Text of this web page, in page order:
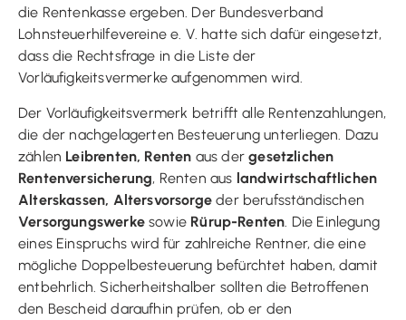
die Rentenkasse ergeben. Der Bundesverband
Lohnsteuerhilfevereine e. V. hatte sich dafür eingesetzt,
dass die Rechtsfrage in die Liste der
Vorläufigkeitsvermerke aufgenommen wird.
Der Vorläufigkeitsvermerk betrifft alle Rentenzahlungen,
die der nachgelagerten Besteuerung unterliegen. Dazu
zählen Leibrenten, Renten aus dergesetzlichen
Rentenversicherung, Renten aus landwirtschaftlichen
Alterskassen, Altersvorsorge der berufsständischen
Versorgungswerkesowie Rürup-Renten . Die Einlegung
eines Einspruchs wird für zahlreiche Rentner, die eine
mögliche Doppelbesteuerung befürchtet haben, damit
entbehrlich. Sicherheitshalber sollten die Betroffenen
den Bescheid daraufhin prüfen, ob er den